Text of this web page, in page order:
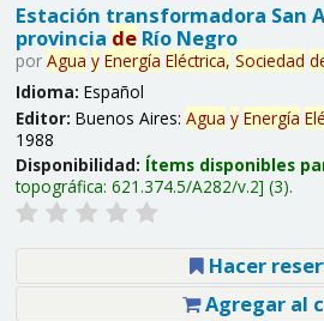
Estación transformadora San
provincia deRío Negro
por Agua y Energía Eléctrica, Sociedad
Idioma: Español
Editor: Buenos Aires: Agua y Energía
1988
Disponibilidad: Ítems disponibles
topográfica: 621.374.5/A282/v.2 (3).
Hacer
Agregar al